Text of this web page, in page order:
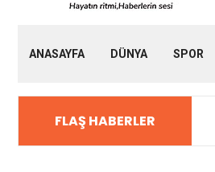
ANASAYFA DÜNYA SPOR
FLAŞ HABERLER